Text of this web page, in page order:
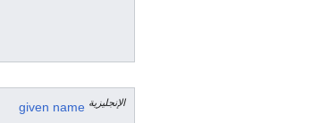
given name الإنجليزية